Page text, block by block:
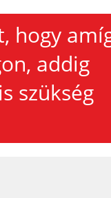
hogy
addig
szükség